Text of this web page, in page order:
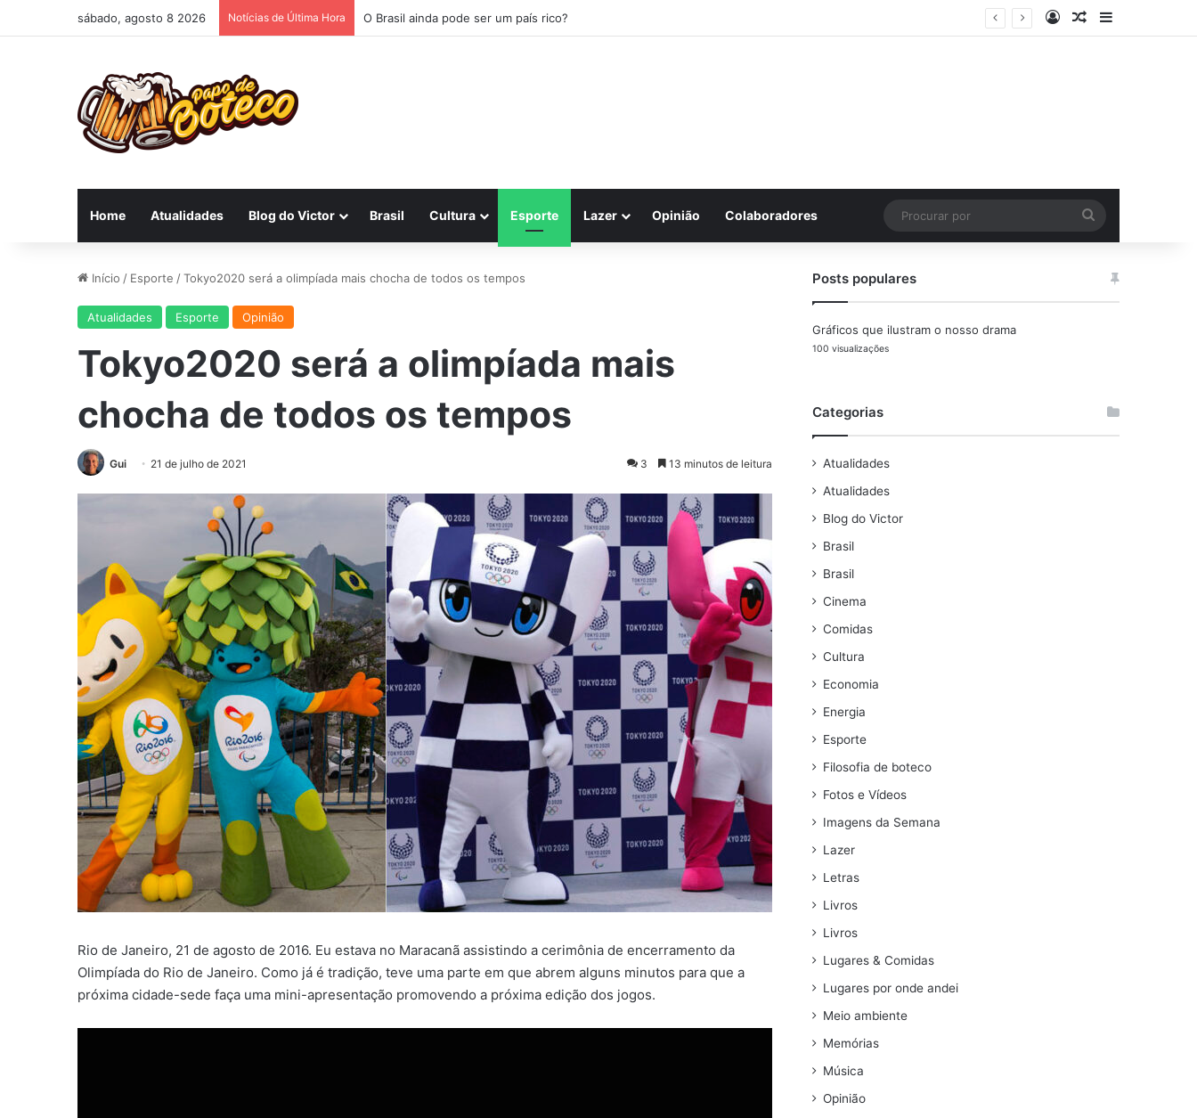
sábado, agosto 8 2026 Notícias de Última Hora O Brasil ainda pode ser um país rico? EntrarArtigo aleatório
Home Atualidades Blog do Victor Brasil Cultura Esporte Lazer Opinião Colaboradores
por
Início / Esporte /Tokyo2020 será a olimpíada mais chocha de todos os tempos
Atualidades Esporte Opinião
Tokyo2020 será a olimpíada mais
chocha de todos os tempos
Gui 21 de julho de 2021 3 13 minutos de leitura
Rio de Janeiro, 21 de agosto de 2016. Eu estava no Maracanã assistindo a cerimônia de encerramento da
Olimpíada do Rio de Janeiro. Como já é tradição, teve uma parte em que abrem alguns minutos para que a
próxima cidade-sede faça uma mini-apresentação promovendo a próxima edição dos jogos.
Posts populares
Gráficos que ilustram o nosso drama
100 visualizações
Categorias
Atualidades
Atualidades
Blog do Victor
Brasil
Brasil
Cinema
Comidas
Cultura
Economia
Energia
Esporte
Filosofia de boteco
Fotos e Vídeos
Imagens da Semana
Lazer
Letras
Livros
Livros
Lugares & Comidas
Lugares por onde andei
Meio ambiente
Memórias
Música
Opinião